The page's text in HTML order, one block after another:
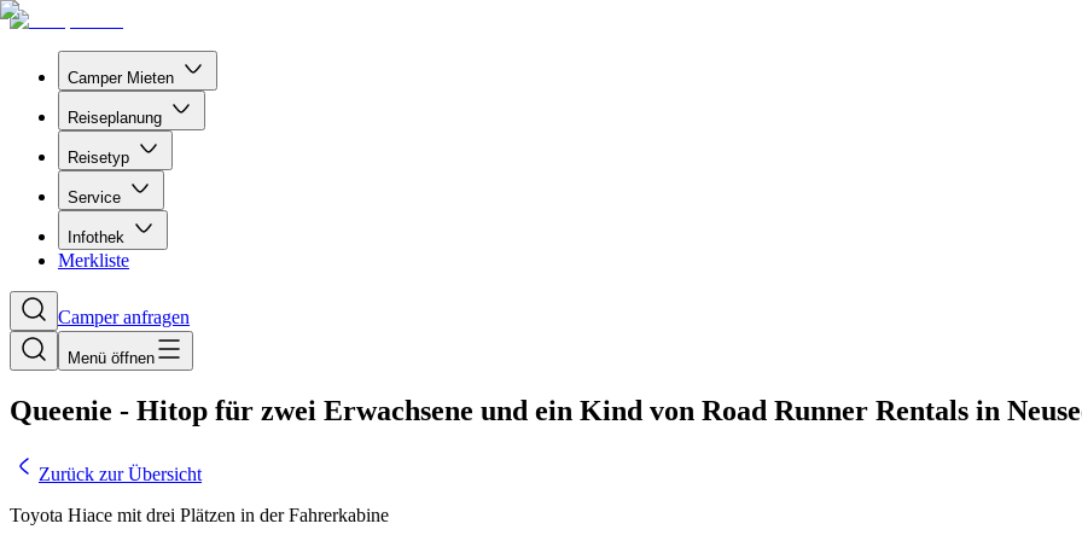
Camper Mieten
Reiseplanung
Reisetyp
Service
Infothek
Merkliste
Camper anfragen
Menü öffnen
Queenie - Hitop für zwei Erwachsene und ein Kind von Road Runner Rentals in
Zurück zur Übersicht
Toyota Hiace mit drei Plätzen in der Fahrerkabine